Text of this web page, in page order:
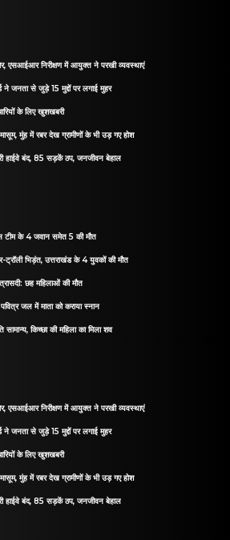
एसआईआर निरीक्षण में आयुक्त ने परखी व्यवस्थाएं
ने जनता से जुड़े 15 मुद्दों पर लगाई मुहर
के लिए खुशखबरी
मुंह में रबर देख ग्रामीणों के भी उड़ गए होश
हाईवे बंद, 85 सड़कें ठप, जनजीवन बेहाल
टीम के 4 जवान समेत 5 की मौत
ट्रॉली भिड़ंत, उत्तराखंड के 4 युवकों की मौत
छह महिलाओं की मौत
जल में माता को कराया स्नान
किच्छा की महिला का मिला शव
एसआईआर निरीक्षण में आयुक्त ने परखी व्यवस्थाएं
ने जनता से जुड़े 15 मुद्दों पर लगाई मुहर
के लिए खुशखबरी
मुंह में रबर देख ग्रामीणों के भी उड़ गए होश
हाईवे बंद, 85 सड़कें ठप, जनजीवन बेहाल